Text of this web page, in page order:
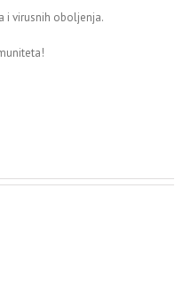
i virusnih oboljenja.